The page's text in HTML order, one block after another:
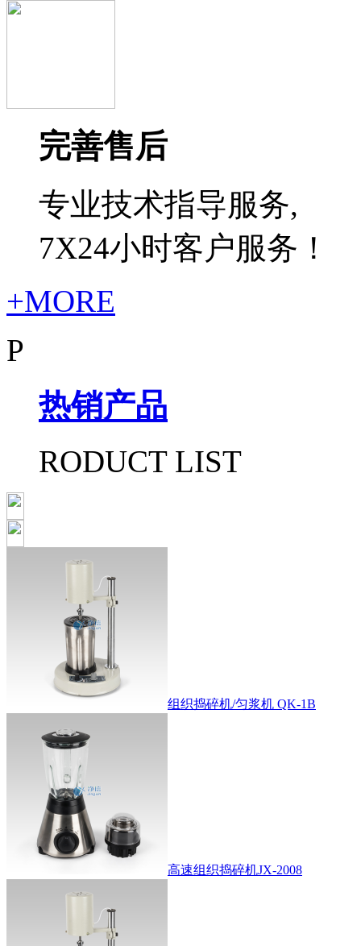
完善售后
专业技术指导服务,
7X24小时客户服务！
+MORE
P
热销产品
RODUCT LIST
组织捣碎机/匀浆机 QK-1B
高速组织捣碎机JX-2008